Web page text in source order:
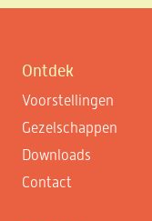
Ontdek
Voorstellingen
Gezelschappen
Downloads
Contact